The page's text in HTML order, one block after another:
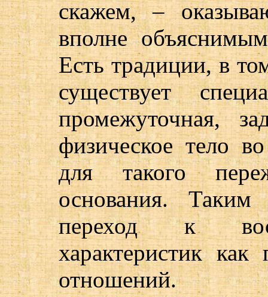
скажем, –
вполне
Есть традиции, в
существует
промежуточная,
физическое тело
для такого
основания. Таким
переход к
характеристик как
отношений.